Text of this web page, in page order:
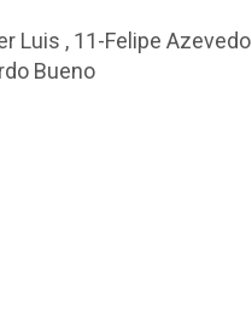
Luis , 11-Felipe Azevedo
Bueno